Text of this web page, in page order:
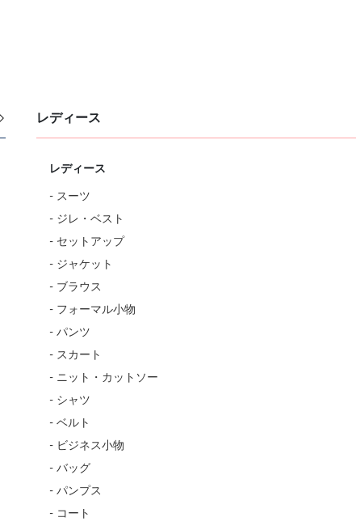
レディース
レディース
- スーツ
- ジレ・ベスト
- セットアップ
- ジャケット
- ブラウス
- フォーマル小物
- パンツ
- スカート
- ニット・カットソー
- シャツ
- ベルト
- ビジネス小物
- バッグ
- パンプス
- コート